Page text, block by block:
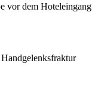
vor dem Hoteleingang